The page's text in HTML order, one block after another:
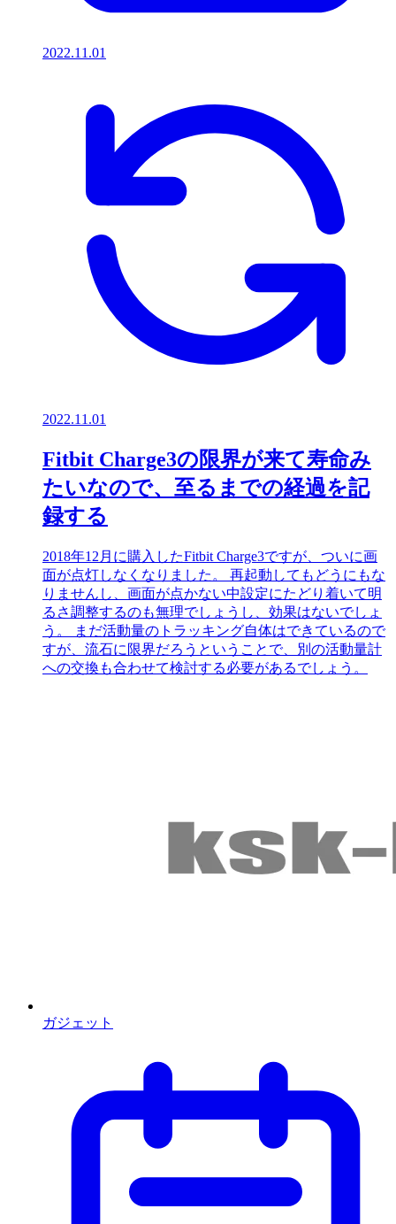
2022.11.01
2022.11.01
Fitbit Charge3の限界が来て寿命み
たいなので、至るまでの経過を記
録する
2018年12月に購入したFitbit Charge3ですが、ついに画
面が点灯しなくなりました。 再起動してもどうにもな
りませんし、画面が点かない中設定にたどり着いて明
るさ調整するのも無理でしょうし、効果はないでしょ
う。 まだ活動量のトラッキング自体はできているので
すが、流石に限界だろうということで、別の活動量計
への交換も合わせて検討する必要があるでしょう。
ガジェット